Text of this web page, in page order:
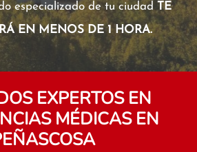
especializado de tu ciudad TE
EN MENOS DE 1 HORA.
EXPERTOS EN
MÉDICAS EN